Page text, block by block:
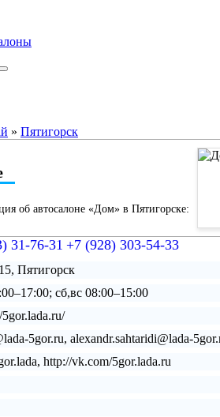
» Пятигорск
об автосалоне «Дом» в Пятигорске:
31-76-31 +7 (928) 303-54-33
Пятигорск
сб,вс 08:00–15:00
5gor.ru, alexandr.sahtaridi@lada-
http://vk.com/5gor.lada.ru